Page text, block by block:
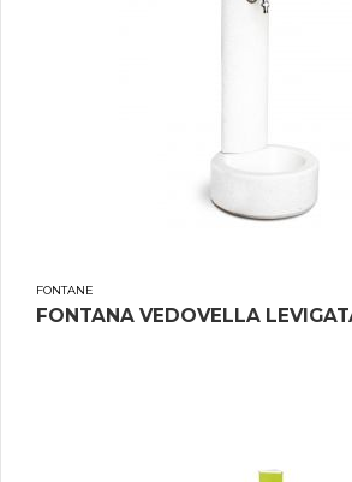
FONTANE
FONTANA VEDOVELLA